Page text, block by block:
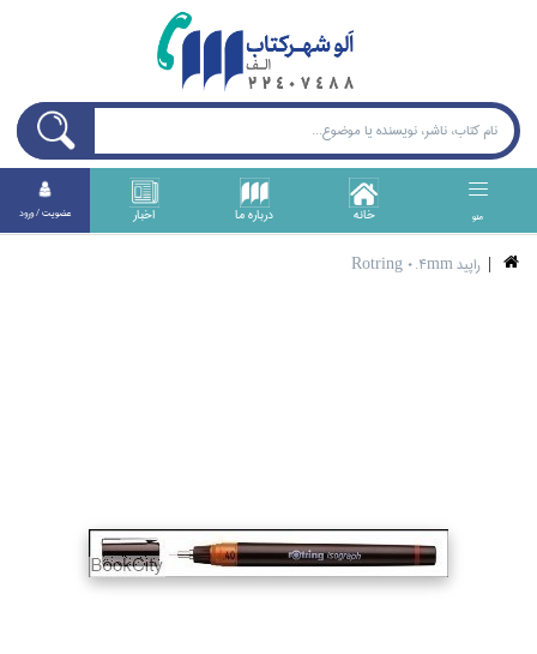
منو خانه درباره ما اخبار عضويت / ورود
راپيد Rotring 0.4mm